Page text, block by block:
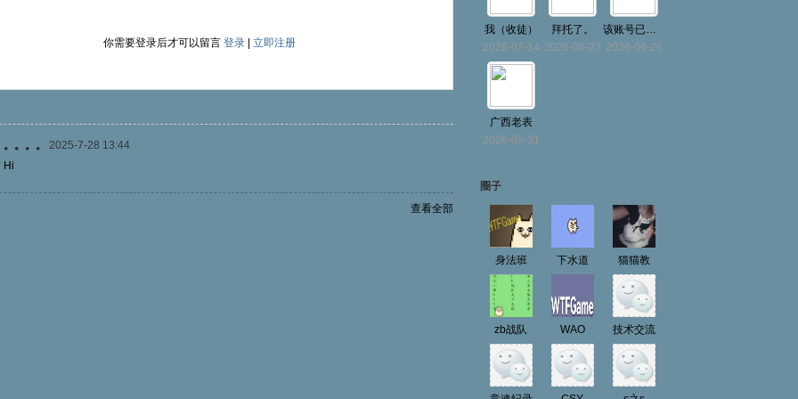
你需要登录后才可以留言 登录 立即注册
。。。。
2025-7-28 13:44
Hi
查看全部
我（收徒）
2026-07-14
拜托了。
2026-06-27
该账号已注销
2026-06-26
广西老表
2026-05-31
圈子
身法班 下水道 猫猫教
zb战队 WAO 技术交流